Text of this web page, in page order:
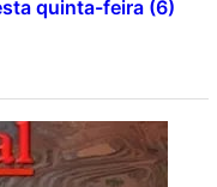
quinta-feira (6)